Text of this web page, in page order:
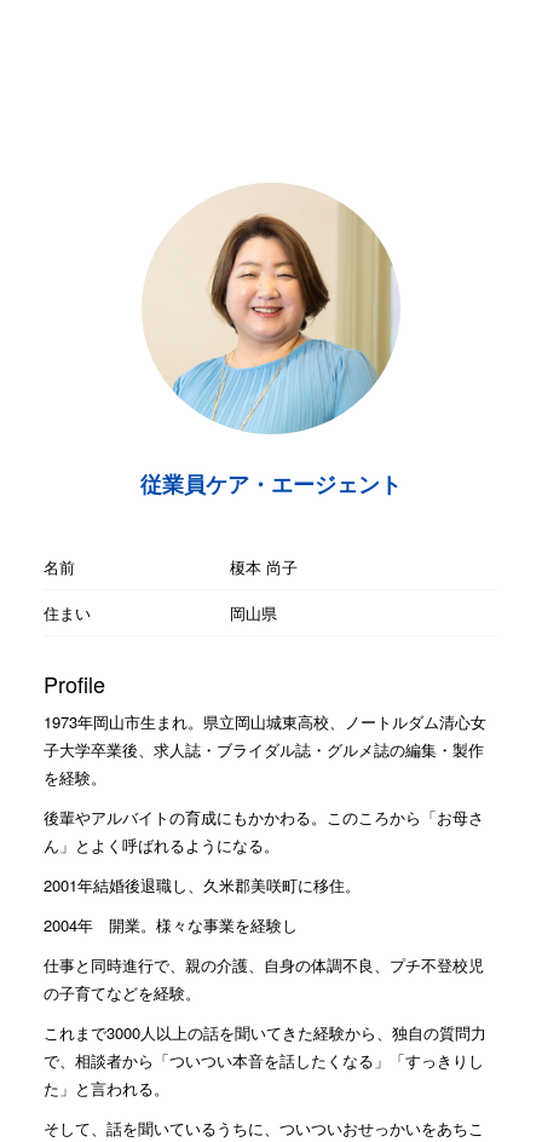
従業員ケア・エージェント
名前
榎本 尚子
住まい
岡山県
Profile
1973年岡山市生まれ。県立岡山城東高校、ノートルダム清心女
子大学卒業後、求人誌・ブライダル誌・グルメ誌の編集・製作
を経験。
後輩やアルバイトの育成にもかかわる。このころから「お母さ
ん」とよく呼ばれるようになる。
2001年結婚後退職し、久米郡美咲町に移住。
2004年 開業。様々な事業を経験し
仕事と同時進行で、親の介護、自身の体調不良、プチ不登校児
の子育てなどを経験。
これまで3000人以上の話を聞いてきた経験から、独自の質問力
で、相談者から「ついつい本音を話したくなる」「すっきりし
た」と言われる。
そして、話を聞いているうちに、ついついおせっかいをあちこ